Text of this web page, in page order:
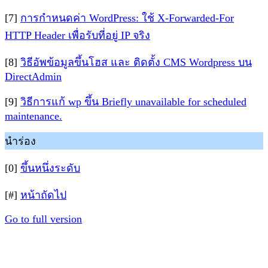
[7] การกำหนดค่า WordPress: ใช้ X-Forwarded-For
HTTP Header เพื่อรับที่อยู่ IP จริง
[8] วิธีอัพข้อมูลขึ้นโฮส และ ติดตั้ง CMS Wordpress บน
DirectAdmin
[9] วิธีการแก้ wp ขึ้น Briefly unavailable for scheduled
maintenance.
นำร่อง
[0] ขึ้นหนึ่งระดับ
[#] หน้าถัดไป
Go to full version